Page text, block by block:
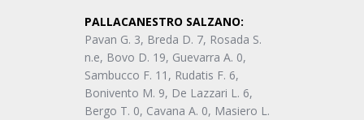
PALLACANESTRO SALZANO:
Pavan G. 3, Breda D. 7, Rosada S.
n.e, Bovo D. 19, Guevarra A. 0,
Sambucco F. 11, Rudatis F. 6,
Bonivento M. 9, De Lazzari L. 6,
Bergo T. 0, Cavana A. 0, Masiero L.